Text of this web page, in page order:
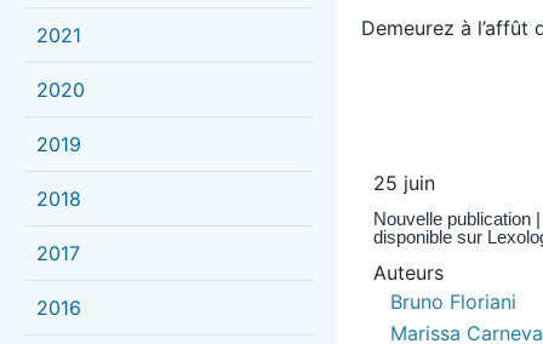
2021
2020
2019
2018
2017
2016
Demeurez à l’affût
25 juin
Nouvelle publication
disponible sur
Auteurs
Bruno Floriani
Marissa